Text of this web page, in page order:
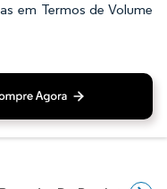
em Termos de Volume